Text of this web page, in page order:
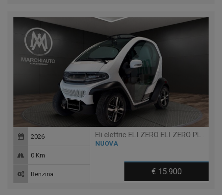
Eli elettric ELI ZERO ELI ZERO PLUS + TABLET + RANGE EXTENDED 200KM
NUOVA
€ 15.900
2026
0 Km
Benzina